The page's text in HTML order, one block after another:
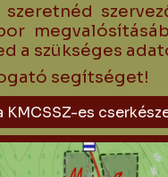
a szükséges
segítséget!
KMCSSZ-es